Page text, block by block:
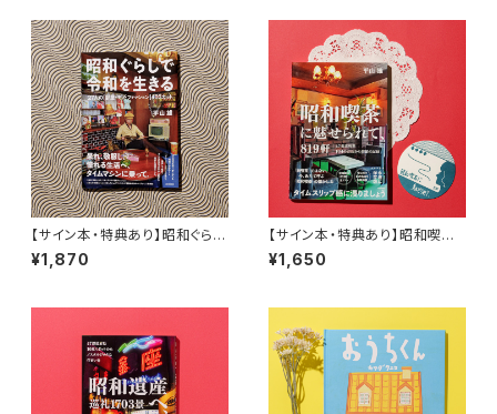
【サイン本・特典あり】昭和ぐらし
で令和を生きる 27人の［部屋・
モノ・ファッション］403カット
¥1,870
【サイン本・特典あり】昭和喫茶
に魅せられて、819軒
¥1,650